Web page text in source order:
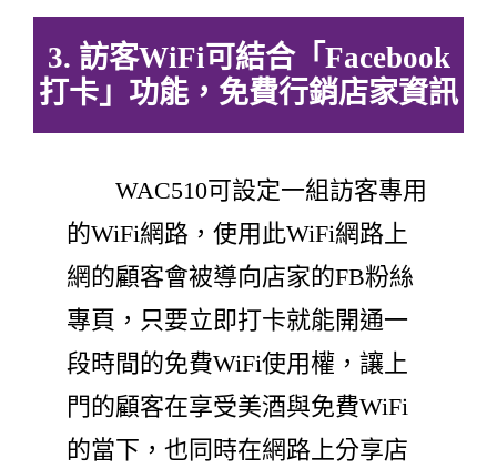
3. 訪客WiFi可結合「Facebook
打卡」功能，免費行銷店家資訊
WAC510可設定一組訪客專用
的WiFi網路，使用此WiFi網路上
網的顧客會被導向店家的FB粉絲
專頁，只要立即打卡就能開通一
段時間的免費WiFi使用權，讓上
門的顧客在享受美酒與免費WiFi
的當下，也同時在網路上分享店